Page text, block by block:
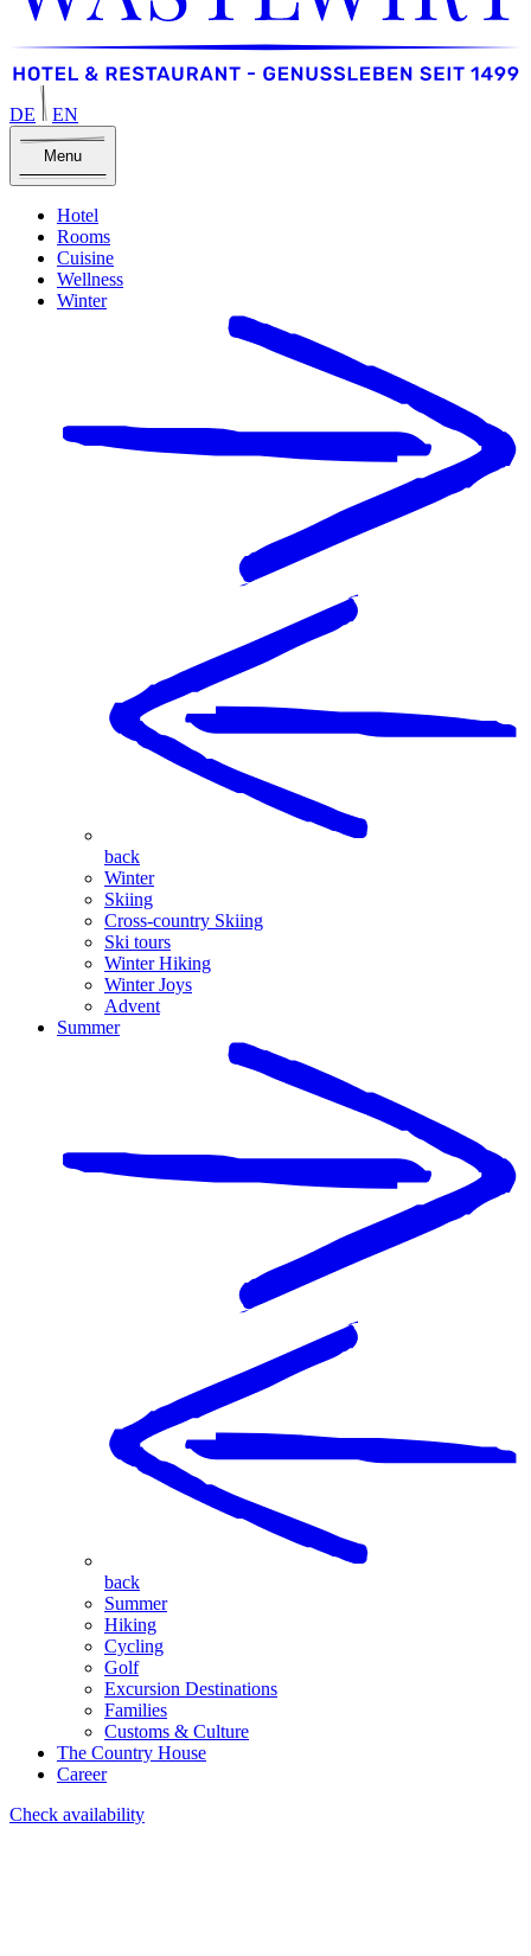
DE EN
Menu
Hotel
Rooms
Cuisine
Wellness
Winter
back
Winter
Skiing
Cross-country Skiing
Ski tours
Winter Hiking
Winter Joys
Advent
Summer
back
Summer
Hiking
Cycling
Golf
Excursion Destinations
Families
Customs & Culture
The Country House
Career
Check availability